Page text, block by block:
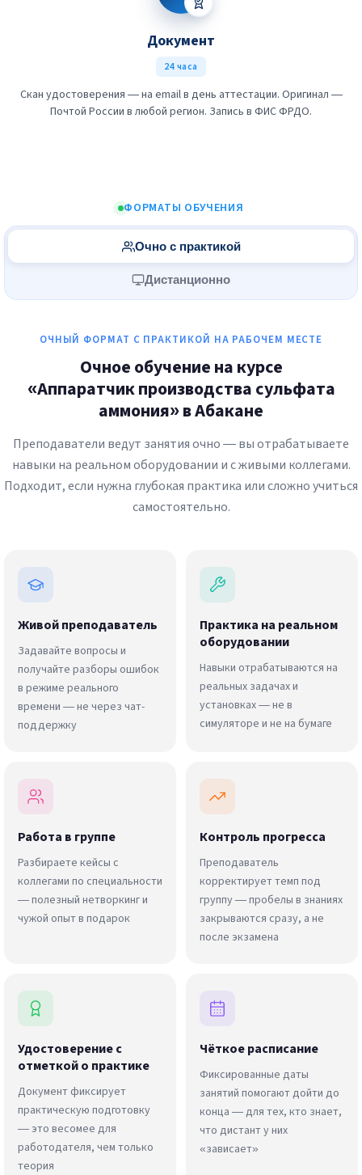
Документ
24 часа
Скан удостоверения — на email в день аттестации. Оригинал —
Почтой России в любой регион. Запись в ФИС ФРДО.
ФОРМАТЫ ОБУЧЕНИЯ
Очно с практикой
Дистанционно
ОЧНЫЙ ФОРМАТ С ПРАКТИКОЙ НА РАБОЧЕМ МЕСТЕ
Очное обучение на курсе
«Аппаратчик производства сульфата
аммония» в Абакане
Преподаватели ведут занятия очно — вы отрабатываете
навыки на реальном оборудовании и с живыми коллегами.
Подходит, если нужна глубокая практика или сложно учиться
самостоятельно.
Живой преподаватель
Задавайте вопросы и
получайте разборы ошибок
в режиме реального
времени — не через чат-
поддержку
Практика на реальном
оборудовании
Навыки отрабатываются на
реальных задачах и
установках — не в
симуляторе и не на бумаге
Работа в группе
Разбираете кейсы с
коллегами по специальности
— полезный нетворкинг и
чужой опыт в подарок
Контроль прогресса
Преподаватель
корректирует темп под
группу — пробелы в знаниях
закрываются сразу, а не
после экзамена
Удостоверение с
отметкой о практике
Документ фиксирует
практическую подготовку
— это весомее для
работодателя, чем только
теория
Чёткое расписание
Фиксированные даты
занятий помогают дойти до
конца — для тех, кто знает,
что дистант у них
«зависает»